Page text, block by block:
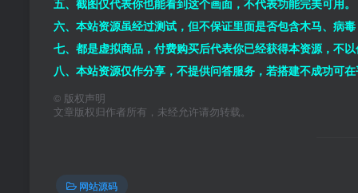
五、截图仅代表你也能看到这个画面，不代表功能完美可用。
六、本站资源虽经过测试，但不保证里面是否包含木马、病
七、都是虚拟商品，付费购买后代表你已经获得本资源，不
八、本站资源仅作分享，不提供问答服务，若搭建不成功可
© 版权声明
文章版权归作者所有，未经允许请勿转载。
网站源码